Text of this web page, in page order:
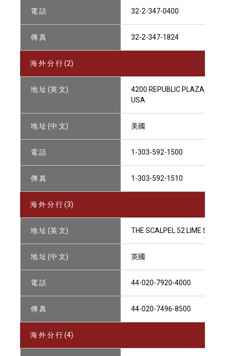
電 話 32-2-347-0400
傳 真 32-2-347-1824
海 外 分 行 (2)
地 址 (英 文)
4200 REPUBLIC PLAZA, 370
USA
地 址 (中 文) 美國
電 話 1-303-592-1500
傳 真 1-303-592-1510
海 外 分 行 (3)
地 址 (英 文) THE SCALPEL 52 LIME
地 址 (中 文) 英國
電 話 44-020-7920-4000
傳 真 44-020-7496-8500
海 外 分 行 (4)